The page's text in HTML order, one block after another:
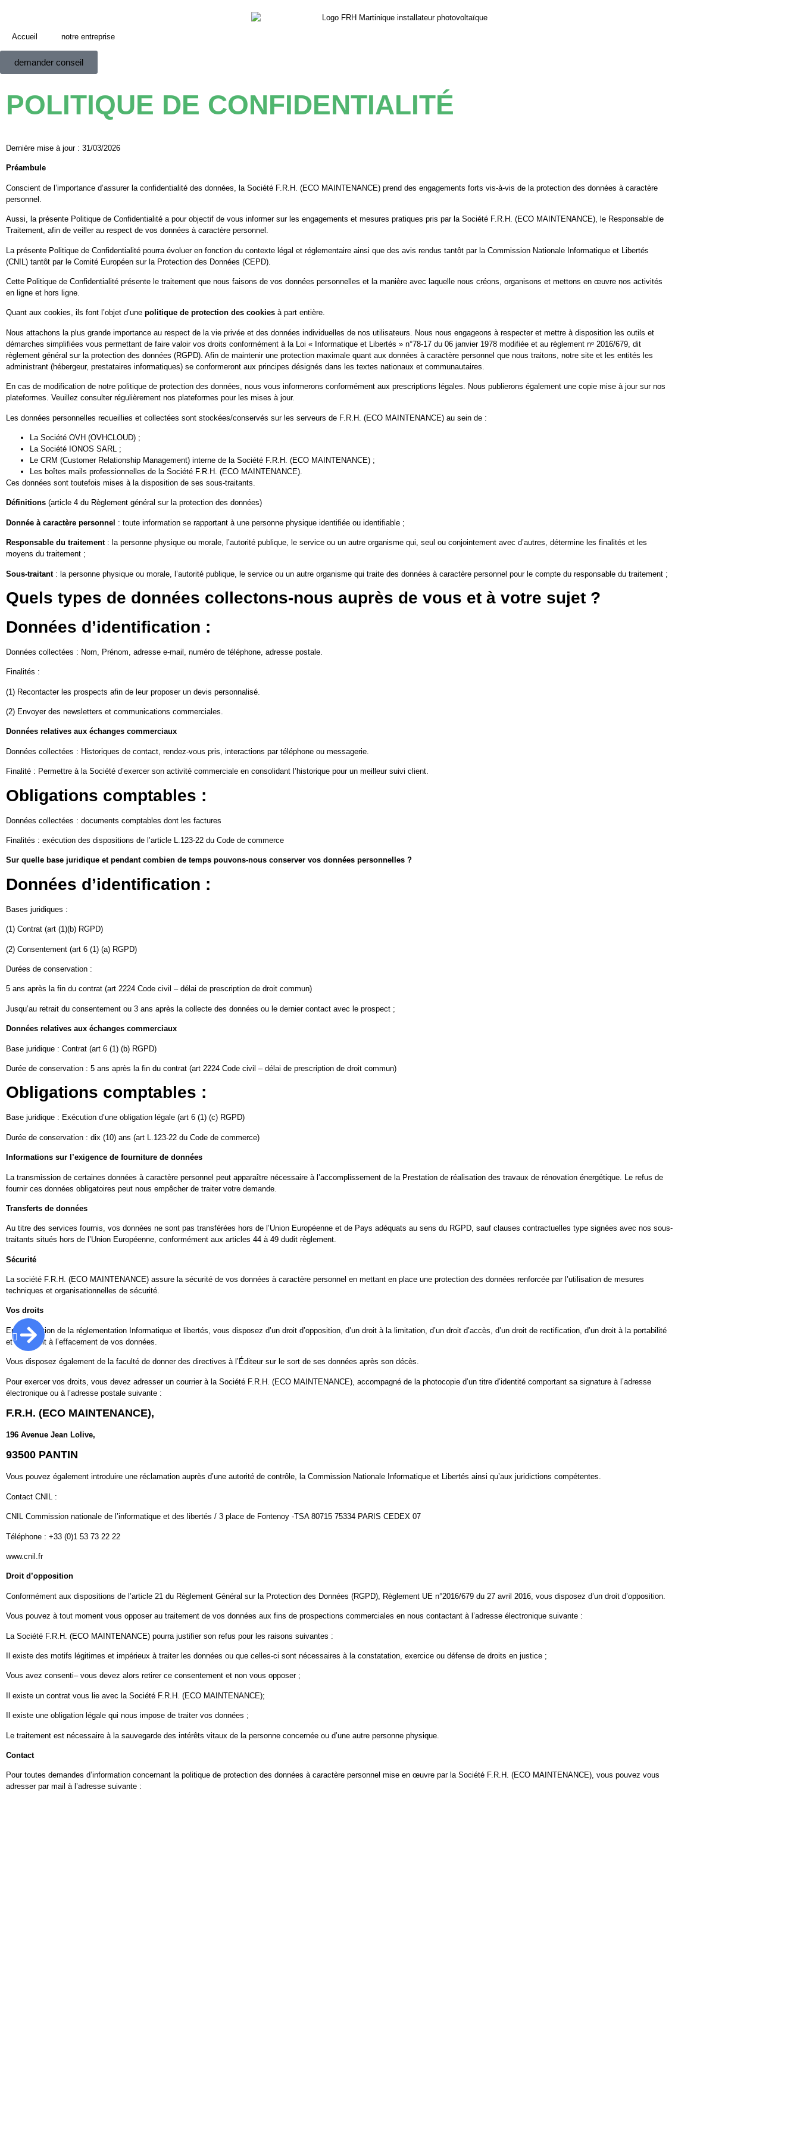
Accueil notre entreprise
demander conseil
POLITIQUE DE CONFIDENTIALITÉ
Dernière mise à jour : 31/03/2026
Préambule
Conscient de l’importance d’assurer la confidentialité des données, la Société F.R.H. (ECO MAINTENANCE) prend des engagements forts vis-à-vis de la protection des données à caractère
personnel.
Aussi, la présente Politique de Confidentialité a pour objectif de vous informer sur les engagements et mesures pratiques pris par la Société F.R.H. (ECO MAINTENANCE), le Responsable de
Traitement, afin de veiller au respect de vos données à caractère personnel.
La présente Politique de Confidentialité pourra évoluer en fonction du contexte légal et réglementaire ainsi que des avis rendus tantôt par la Commission Nationale Informatique et Libertés
(CNIL) tantôt par le Comité Européen sur la Protection des Données (CEPD).
Cette Politique de Confidentialité présente le traitement que nous faisons de vos données personnelles et la manière avec laquelle nous créons, organisons et mettons en œuvre nos activités
en ligne et hors ligne.
Quant aux cookies, ils font l’objet d’une politique de protection des cookies à part entière.
Nous attachons la plus grande importance au respect de la vie privée et des données individuelles de nos utilisateurs. Nous nous engageons à respecter et mettre à disposition les outils et
démarches simplifiées vous permettant de faire valoir vos droits conformément à la Loi « Informatique et Libertés » n°78-17 du 06 janvier 1978 modifiée et au règlement nᵒ 2016/679, dit
règlement général sur la protection des données (RGPD). Afin de maintenir une protection maximale quant aux données à caractère personnel que nous traitons, notre site et les entités les
administrant (hébergeur, prestataires informatiques) se conformeront aux principes désignés dans les textes nationaux et communautaires.
En cas de modification de notre politique de protection des données, nous vous informerons conformément aux prescriptions légales. Nous publierons également une copie mise à jour sur nos
plateformes. Veuillez consulter régulièrement nos plateformes pour les mises à jour.
Les données personnelles recueillies et collectées sont stockées/conservés sur les serveurs de F.R.H. (ECO MAINTENANCE) au sein de :
La Société OVH (OVHCLOUD) ;
La Société IONOS SARL ;
Le CRM (Customer Relationship Management) interne de la Société F.R.H. (ECO MAINTENANCE) ;
Les boîtes mails professionnelles de la Société F.R.H. (ECO MAINTENANCE).
Ces données sont toutefois mises à la disposition de ses sous-traitants.
Définitions (article 4 du Règlement général sur la protection des données)
Donnée à caractère personnel : toute information se rapportant à une personne physique identifiée ou identifiable ;
Responsable du traitement: la personne physique ou morale, l’autorité publique, le service ou un autre organisme qui, seul ou conjointement avec d’autres, détermine les finalités et les
moyens du traitement ;
Sous-traitant : la personne physique ou morale, l’autorité publique, le service ou un autre organisme qui traite des données à caractère personnel pour le compte du responsable du traitement ;
Quels types de données collectons-nous auprès de vous et à votre sujet ?
Données d’identification :
Données collectées : Nom, Prénom, adresse e-mail, numéro de téléphone, adresse postale.
Finalités :
(1) Recontacter les prospects afin de leur proposer un devis personnalisé.
(2) Envoyer des newsletters et communications commerciales.
Données relatives aux échanges commerciaux
Données collectées : Historiques de contact, rendez-vous pris, interactions par téléphone ou messagerie.
Finalité : Permettre à la Société d’exercer son activité commerciale en consolidant l’historique pour un meilleur suivi client.
Obligations comptables :
Données collectées : documents comptables dont les factures
Finalités : exécution des dispositions de l’article L.123-22 du Code de commerce
Sur quelle base juridique et pendant combien de temps pouvons-nous conserver vos données personnelles ?
Données d’identification :
Bases juridiques :
(1) Contrat (art (1)(b) RGPD)
(2) Consentement (art 6 (1) (a) RGPD)
Durées de conservation :
5 ans après la fin du contrat (art 2224 Code civil – délai de prescription de droit commun)
Jusqu’au retrait du consentement ou 3 ans après la collecte des données ou le dernier contact avec le prospect ;
Données relatives aux échanges commerciaux
Base juridique : Contrat (art 6 (1) (b) RGPD)
Durée de conservation : 5 ans après la fin du contrat (art 2224 Code civil – délai de prescription de droit commun)
Obligations comptables :
Base juridique : Exécution d’une obligation légale (art 6 (1) (c) RGPD)
Durée de conservation : dix (10) ans (art L.123-22 du Code de commerce)
Informations sur l’exigence de fourniture de données
La transmission de certaines données à caractère personnel peut apparaître nécessaire à l’accomplissement de la Prestation de réalisation des travaux de rénovation énergétique. Le refus de
fournir ces données obligatoires peut nous empêcher de traiter votre demande.
Transferts de données
Au titre des services fournis, vos données ne sont pas transférées hors de l’Union Européenne et de Pays adéquats au sens du RGPD, sauf clauses contractuelles type signées avec nos sous-
traitants situés hors de l’Union Européenne, conformément aux articles 44 à 49 dudit règlement.
Sécurité
La société F.R.H. (ECO MAINTENANCE) assure la sécurité de vos données à caractère personnel en mettant en place une protection des données renforcée par l’utilisation de mesures
techniques et organisationnelles de sécurité.
Vos droits
En application de la réglementation Informatique et libertés, vous disposez d’un droit d’opposition, d’un droit à la limitation, d’un droit d’accès, d’un droit de rectification, d’un droit à la portabilité
et d’un droit à l’effacement de vos données.
Vous disposez également de la faculté de donner des directives à l’Éditeur sur le sort de ses données après son décès.
Pour exercer vos droits, vous devez adresser un courrier à la Société F.R.H. (ECO MAINTENANCE), accompagné de la photocopie d’un titre d’identité comportant sa signature à l’adresse
électronique ou à l’adresse postale suivante :
F.R.H. (ECO MAINTENANCE),
196 Avenue Jean Lolive,
93500 PANTIN
Vous pouvez également introduire une réclamation auprès d’une autorité de contrôle, la Commission Nationale Informatique et Libertés ainsi qu’aux juridictions compétentes.
Contact CNIL :
CNIL Commission nationale de l’informatique et des libertés / 3 place de Fontenoy -TSA 80715 75334 PARIS CEDEX 07
Téléphone : +33 (0)1 53 73 22 22
www.cnil.fr
Droit d’opposition
Conformément aux dispositions de l’article 21 du Règlement Général sur la Protection des Données (RGPD), Règlement UE n°2016/679 du 27 avril 2016, vous disposez d’un droit d’opposition.
Vous pouvez à tout moment vous opposer au traitement de vos données aux fins de prospections commerciales en nous contactant à l’adresse électronique suivante :
La Société F.R.H. (ECO MAINTENANCE) pourra justifier son refus pour les raisons suivantes :
Il existe des motifs légitimes et impérieux à traiter les données ou que celles-ci sont nécessaires à la constatation, exercice ou défense de droits en justice ;
Vous avez consenti– vous devez alors retirer ce consentement et non vous opposer ;
Il existe un contrat vous lie avec la Société F.R.H. (ECO MAINTENANCE);
Il existe une obligation légale qui nous impose de traiter vos données ;
Le traitement est nécessaire à la sauvegarde des intérêts vitaux de la personne concernée ou d’une autre personne physique.
Contact
Pour toutes demandes d’information concernant la politique de protection des données à caractère personnel mise en œuvre par la Société F.R.H. (ECO MAINTENANCE), vous pouvez vous
adresser par mail à l’adresse suivante :